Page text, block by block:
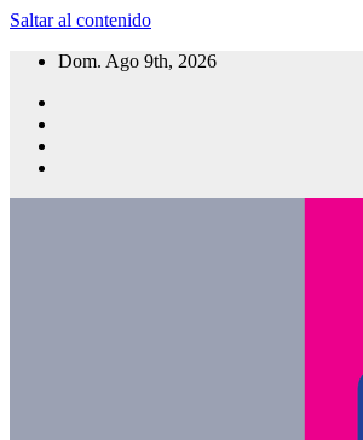
Saltar al contenido
Dom. Ago 9th, 2026